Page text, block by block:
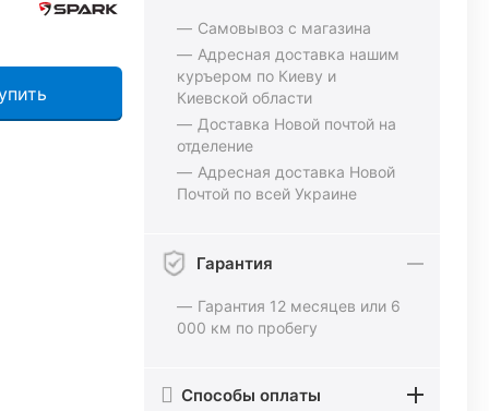
Самовывоз с магазина
Адресная доставка нашим
куръером по Киеву и
Киевской области
Доставка Новой почтой на
отделение
Адресная доставка Новой
Почтой по всей Украине
Гарантия
Гарантия 12 месяцев или 6
000 км по пробегу
Способы оплаты